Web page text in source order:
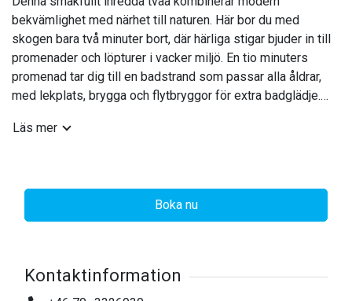
bekvämlighet med närhet till naturen. Här bor du med
skogen bara två minuter bort, där härliga stigar bjuder in till
promenader och löpturer i vacker miljö. En tio minuters
promenad tar dig till en badstrand som passar alla åldrar,
med lekplats, brygga och flytbryggor för extra badglädje.
Lägenheten erbjuder en lugn tillflyktsort där du kan njuta av
bekvämligheter du behöver, såsom diskmaskin, tvättmaskin
och snabbt bredband. Sovrummet är inrett med två 90 cm
Denna lägenhet passar lika bra för ett par som för en
Läs mer
Boka nu
Kontaktinformation